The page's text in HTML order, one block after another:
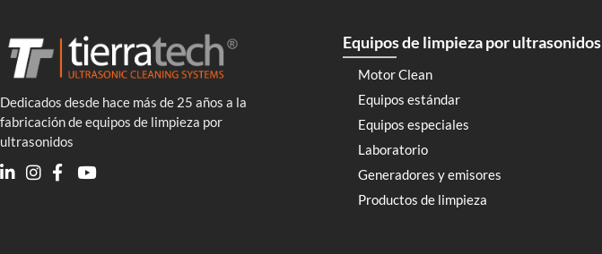
Dedicados desde hace más de 25 años a la
fabricación de equipos de limpieza por
ultrasonidos
Equipos de limpieza por ultrasonidos
Motor Clean
Equipos estándar
Equipos especiales
Laboratorio
Generadores y emisores
Productos de limpieza